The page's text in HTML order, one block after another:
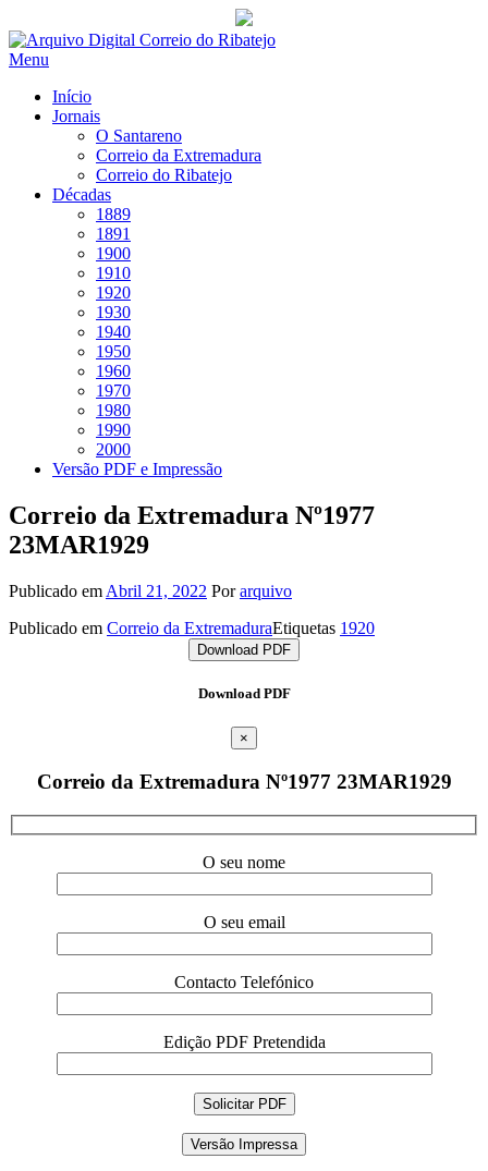
Saltar
para
Menu
Início
Jornais
O Santareno
Correio da Extremadura
Correio do Ribatejo
Décadas
1889
1891
1900
1910
1920
1930
1940
1950
1960
1970
1980
1990
2000
Versão PDF e Impressão
Correio da Extremadura Nº1977
23MAR1929
Publicado em Abril 21, 2022 Porarquivo
Publicado em Correio da ExtremaduraEtiquetas 1920
Download PDF
Download PDF
×
Correio da Extremadura Nº1977 23MAR1929
O seu nome
O seu email
Contacto Telefónico
Edição PDF Pretendida
Versão Impressa